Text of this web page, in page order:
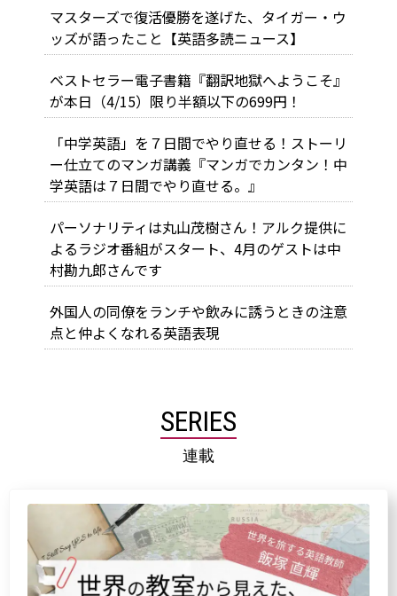
マスターズで復活優勝を遂げた、タイガー・ウ
ッズが語ったこと【英語多読ニュース】
ベストセラー電子書籍『翻訳地獄へようこそ』
が本日（4/15）限り半額以下の699円！
「中学英語」を７日間でやり直せる！ストーリ
ー仕立てのマンガ講義『マンガでカンタン！中
学英語は７日間でやり直せる。』
パーソナリティは丸山茂樹さん！アルク提供に
よるラジオ番組がスタート、4月のゲストは中
村勘九郎さんです
外国人の同僚をランチや飲みに誘うときの注意
点と仲よくなれる英語表現
SERIES
連載